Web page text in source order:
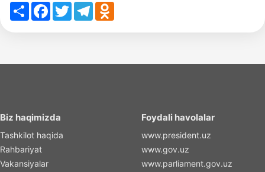
ShareFacebook
TwitterTelegramOdnoklassniki
Biz haqimizda
Tashkilot haqida
Rahbariyat
Vakansiyalar
Foydali havolalar
www.president.uz
www.gov.uz
www.parliament.gov.uz